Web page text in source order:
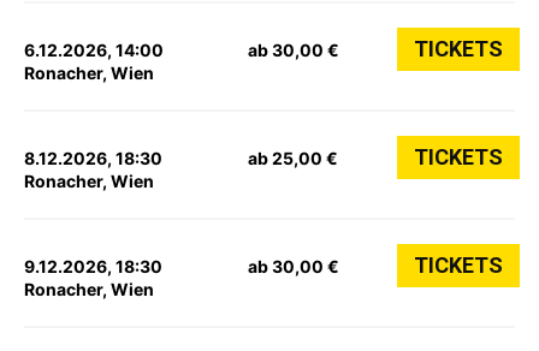
6.12.2026, 14:00
Ronacher, Wien
ab 30,00 € TICKETS
8.12.2026, 18:30
Ronacher, Wien
ab 25,00 € TICKETS
9.12.2026, 18:30
Ronacher, Wien
ab 30,00 € TICKETS